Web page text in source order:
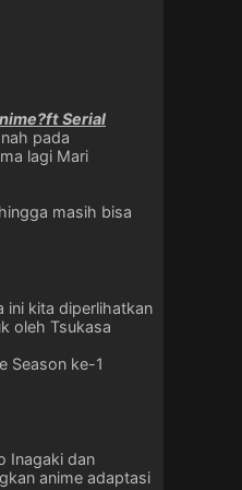
Serial
nah pada
lagi Mari
masih bisa
ini kita diperlihatkan
oleh Tsukasa
Season ke-1
Inagaki dan
anime adaptasi